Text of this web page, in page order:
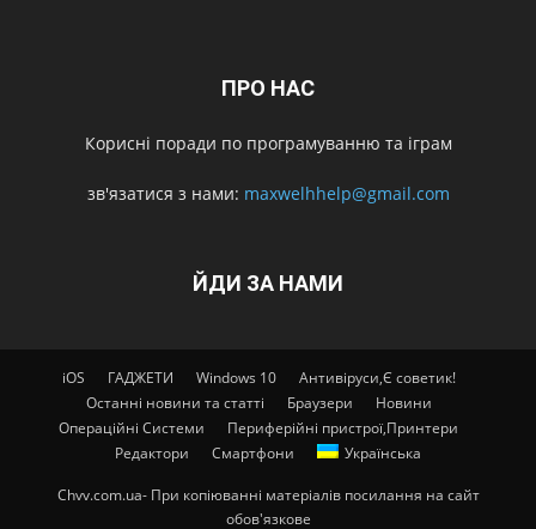
ПРО НАС
Корисні поради по програмуванню та іграм
зв'язатися з нами: maxwelhhelp@gmail.com
ЙДИ ЗА НАМИ
iOS ГАДЖЕТИ Windows 10
Антивіруси,Є советик!
Останні новини та статті
Браузери
Новини
Операційні Системи
Периферійні пристрої,Принтери
Редактори
Смартфони Українська
Chvv.com.ua- При копіюванні матеріалів посилання на сайт
обов'язкове